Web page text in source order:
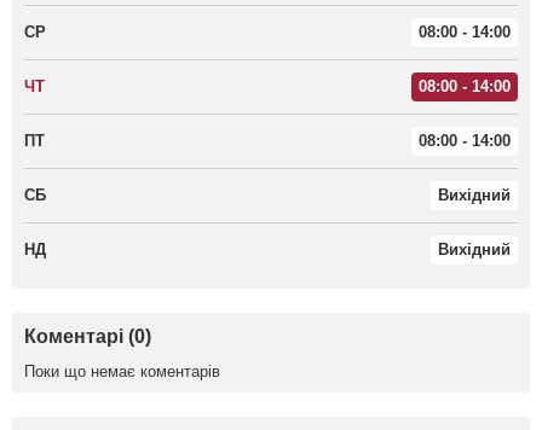
СР 08:00 - 14:00
ЧТ 08:00 - 14:00
ПТ 08:00 - 14:00
СБ Вихідний
НД Вихідний
Коментарі (0)
Поки що немає коментарів